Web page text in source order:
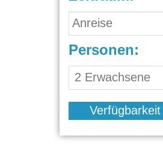
Personen: